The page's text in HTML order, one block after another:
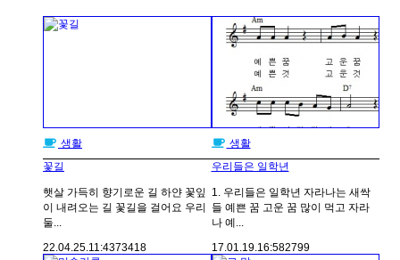
생활
꽃길
햇살 가득히 향기로운 길 하얀 꽃잎
이 내려오는 길 꽃길을 걸어요 우리
둘...
22.04.25.11:4373418
생활
우리들은 일학년
1. 우리들은 일학년 자라나는 새싹
들 예쁜 꿈 고운 꿈 많이 먹고 자라
나 예...
17.01.19.16:582799